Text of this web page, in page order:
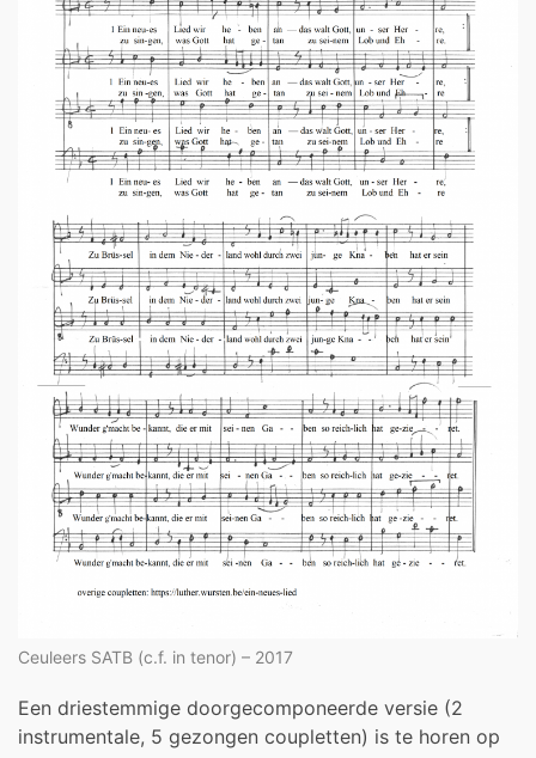
Ceuleers SATB (c.f. in tenor) – 2017
Een driestemmige doorgecomponeerde versie (2
instrumentale, 5 gezongen coupletten) is te horen op